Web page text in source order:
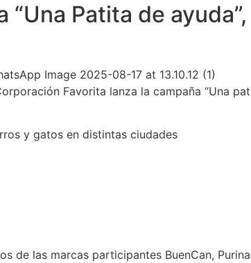
Patita de
Favorita lanza la campaña “Una
y gatos en distintas ciudades
de las marcas participantes BuenCan,